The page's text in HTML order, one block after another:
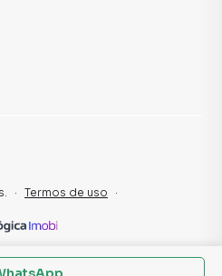
· Termos de uso ·